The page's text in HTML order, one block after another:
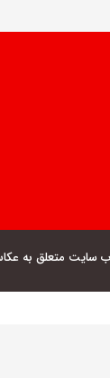
سایت متعلق به